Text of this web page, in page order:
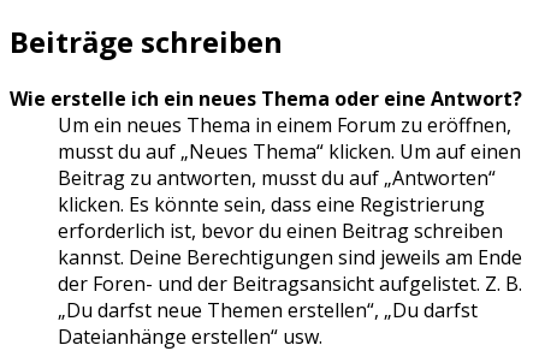
Beiträge schreiben
Wie erstelle ich ein neues Thema oder eine Antwort?
Um ein neues Thema in einem Forum zu eröffnen,
musst du auf „Neues Thema“ klicken. Um auf einen
Beitrag zu antworten, musst du auf „Antworten“
klicken. Es könnte sein, dass eine Registrierung
erforderlich ist, bevor du einen Beitrag schreiben
kannst. Deine Berechtigungen sind jeweils am Ende
der Foren- und der Beitragsansicht aufgelistet. Z. B.
„Du darfst neue Themen erstellen“, „Du darfst
Dateianhänge erstellen“ usw.